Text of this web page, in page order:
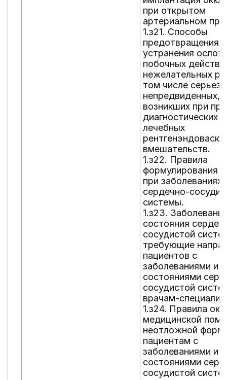
при открытом
артериальном
1.з21. Способы
предотвращения
устранения
побочных
нежелательных
том числе
непредвиденных,
возникших при
диагностических
лечебных
вмешательств.
1.з22. Правила
формулирования
при заболеваниях
сердечно-
системы.
1.з23.
состояния
сосудистой
требующие
пациентов с
заболеваниями и
состояниями
сосудистой
врачам-
1.з24. Правила
медицинской
неотложной
пациентам с
заболеваниями и
состояниями
сосудистой